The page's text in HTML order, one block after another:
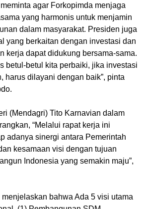
agar Forkopimda menjaga
yang harmonis untuk menjamin
dalam masyarakat. Presiden juga
yang berkaitan dengan investasi dan
kerja dapat didukung bersama-sama.
betul-betul kita perbaiki, jika investasi
harus dilayani dengan baik”, pinta
(Mendagri) Tito Karnavian dalam
“Melalui rapat kerja ini
adanya sinergi antara Pemerintah
kesamaan visi dengan tujuan
Indonesia yang semakin maju”,
bahwa Ada 5 visi utama